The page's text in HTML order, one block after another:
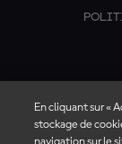
En cliquant sur «
stockage de